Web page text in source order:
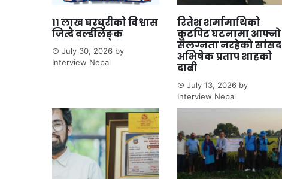
११ लाख घरधुरीको विश्वास
जित्दै वर्ल्डलिङ्क
July 30, 2026 by
Interview Nepal
रितेश शर्मामाथिको
कुटपिट घटनामा आफ्नो
संलग्नता नरहेको सांसद
अभिषेक प्रताप शाहको
दाबी
July 13, 2026 by
Interview Nepal